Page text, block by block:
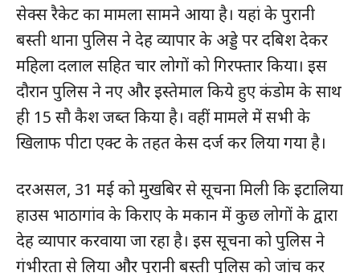
सेक्स रैकेट का मामला सामने आया है। यहां के पुरानी
बस्ती थाना पुलिस ने देह व्यापार के अड्डे पर दबिश देकर
महिला दलाल सहित चार लोगों को गिरफ्तार किया। इस
दौरान पुलिस ने नए और इस्तेमाल किये हुए कंडोम के साथ
ही 15 सौ कैश जब्त किया है। वहीं मामले में सभी के
खिलाफ पीटा एक्ट के तहत केस दर्ज कर लिया गया है।
दरअसल, 31 मई को मुखबिर से सूचना मिली कि इटालिया
हाउस भाठागांव के किराए के मकान में कुछ लोगों के द्वारा
देह व्यापार करवाया जा रहा है। इस सूचना को पुलिस ने
गंभीरता से लिया और पुरानी बस्ती पुलिस को जांच कर